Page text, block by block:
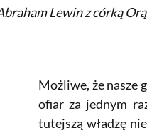
Lewin z córką
Możliwe, że nasze
ofiar za jednym
tutejszą władzę